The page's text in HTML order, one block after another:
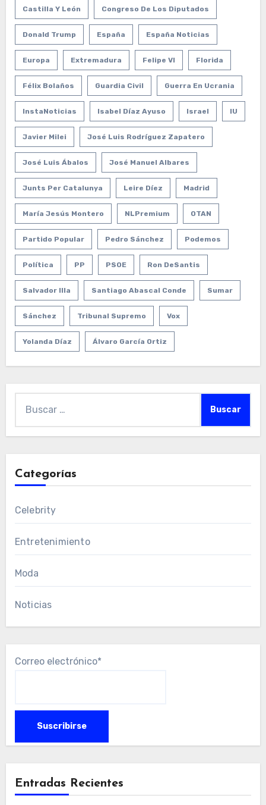
Castilla Y León Congreso De Los Diputados
Donald Trump España España Noticias
Europa Extremadura Felipe VI Florida
Félix Bolaños Guardia Civil Guerra En Ucrania
InstaNoticias Isabel Díaz Ayuso Israel IU
Javier Milei José Luis Rodríguez Zapatero
José Luis Ábalos José Manuel Albares
Junts Per Catalunya Leire Díez Madrid
María Jesús Montero NLPremium OTAN
Partido Popular Pedro Sánchez Podemos
Política PP PSOE Ron DeSantis
Salvador Illa Santiago Abascal Conde Sumar
Sánchez Tribunal Supremo Vox
Yolanda Díaz Álvaro García Ortiz
Categorías
Celebrity
Entretenimiento
Moda
Noticias
Correo electrónico*
Entradas Recientes